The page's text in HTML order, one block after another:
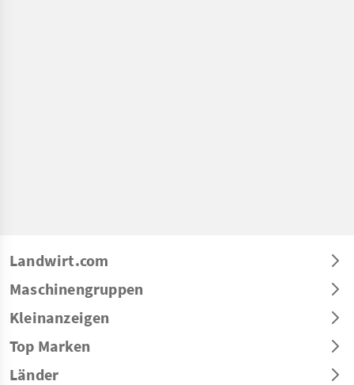
Landwirt.com
Maschinengruppen
Kleinanzeigen
Top Marken
Länder